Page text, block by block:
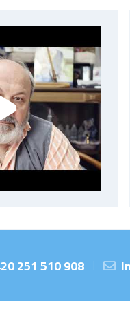
251 510 908 |